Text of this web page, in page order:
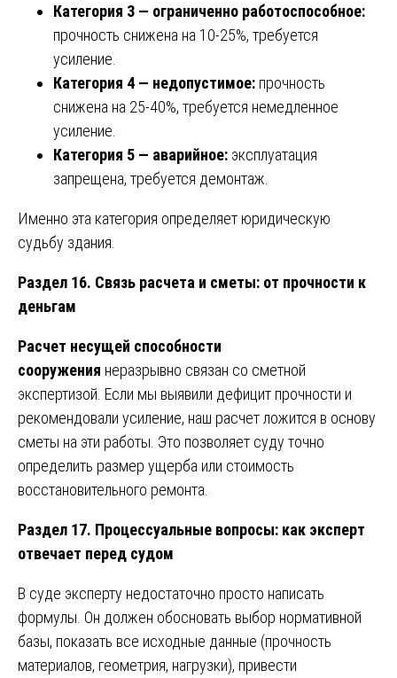
Категория 3 — ограниченно работоспособное:
прочность снижена на 10-25%, требуется
усиление.
Категория 4 — недопустимое: прочность
снижена на 25-40%, требуется немедленное
усиление.
Категория 5 — аварийное: эксплуатация
запрещена, требуется демонтаж.
Именно эта категория определяет юридическую
судьбу здания.
Раздел 16. Связь расчета и сметы: от прочности к
деньгам
Расчет несущей способности
сооружения неразрывно связан со сметной
экспертизой. Если мы выявили дефицит прочности и
рекомендовали усиление, наш расчет ложится в основу
сметы на эти работы. Это позволяет суду точно
определить размер ущерба или стоимость
восстановительного ремонта.
Раздел 17. Процессуальные вопросы: как эксперт
отвечает перед судом
В суде эксперту недостаточно просто написать
формулы. Он должен обосновать выбор нормативной
базы, показать все исходные данные (прочность
материалов, геометрия, нагрузки), привести